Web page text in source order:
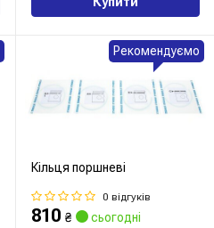
Кільця поршневі
0 відгуків
810 ₴ сьогодні
Рекомендуємо